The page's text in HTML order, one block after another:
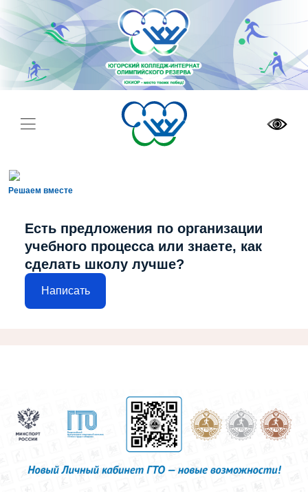
Решаем вместе
Есть предложения по организации
учебного процесса или знаете, как
сделать школу лучше?
Написать